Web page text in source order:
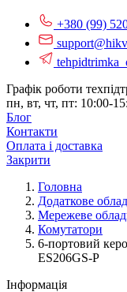
+380 (99)
Графік роботи
пн, вт, чт, пт: 10:00-
Блог
Контакти
Оплата і доставка
Закрити
Головна
Додаткове
Мережеве
Комутатори
6-портовий
ES206GS-P
Інформація